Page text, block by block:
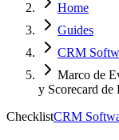
Home
Guides
CRM
Marco de
y Scorecard de
ChecklistCRM